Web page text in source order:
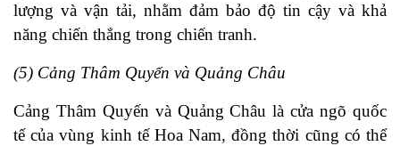
lượng và vận tải, nhằm đảm bảo độ tin cậy và khả
năng chiến thắng trong chiến tranh.
(5) Cảng Thâm Quyến và Quảng Châu
Cảng Thâm Quyến và Quảng Châu là cửa ngõ quốc
tế của vùng kinh tế Hoa Nam, đồng thời cũng có thể